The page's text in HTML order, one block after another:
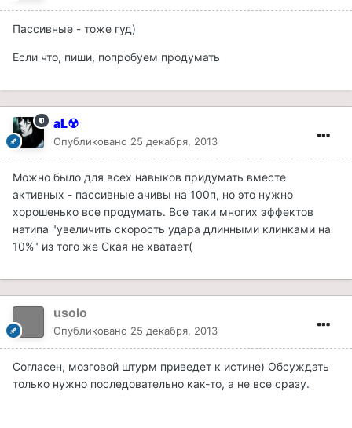
Пассивные - тоже гуд)
Если что, пиши, попробуем продумать
aL☢
Опубликовано 25 декабря, 2013
Можно было для всех навыков придумать вместе
активных - пассивные ачивы на 100п, но это нужно
хорошенько все продумать. Все таки многих эффектов
натипа "увеличить скорость удара длинными клинками на
10%" из того же Ская не хватает(
usolo
Опубликовано 25 декабря, 2013
Согласен, мозговой штурм приведет к истине) Обсуждать
только нужно последовательно как-то, а не все сразу.